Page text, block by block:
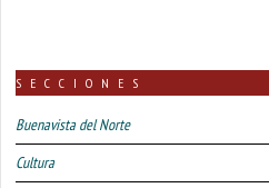
SECCIONES
Buenavista del Norte
Cultura